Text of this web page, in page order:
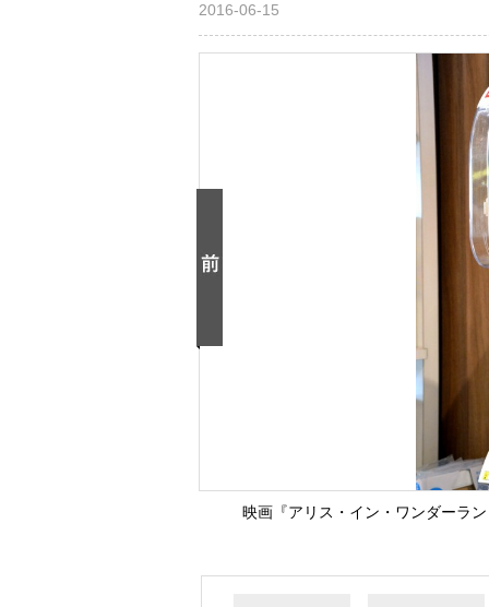
2016-06-15
映画『アリス・イン・ワンダーラ